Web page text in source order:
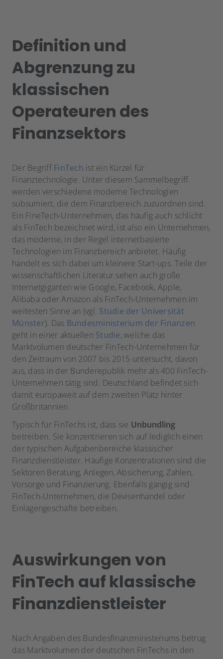
Definition und
Abgrenzung zu
klassischen
Operateuren des
Finanzsektors
Der BegriffFinTech ist ein Kürzel für
Finanztechnologie. Unter diesem Sammelbegriff
werden verschiedene moderne Technologien
subsumiert, die dem Finanzbereich zuzuordnen sind.
Ein FineTech-Unternehmen, das häufig auch schlicht
als FinTech bezeichnet wird, ist also ein Unternehmen,
das moderne, in der Regel internetbasierte
Technologien im Finanzbereich anbietet. Häufig
handelt es sich dabei um kleinere Start-ups. Teile der
wissenschaftlichen Literatur sehen auch große
Internetgiganten wie Google, Facebook, Apple,
Alibaba oder Amazon als FinTech-Unternehmen im
weitesten Sinne an (vgl. Studie der Universität
Münster). Das Bundesministerium der Finanzen
geht in einer aktuellen Studie, welche das
Marktvolumen deutscher FinTech-Unternehmen für
den Zeitraum von 2007 bis 2015 untersucht, davon
aus, dass in der Bunderepublik mehr als 400 FinTech-
Unternehmen tätig sind. Deutschland befindet sich
damit europaweit auf dem zweiten Platz hinter
Großbritannien.
Typisch für FinTechs ist, dass sie Unbundling
betreiben. Sie konzentrieren sich auf lediglich einen
der typischen Aufgabenbereiche klassischer
Finanzdienstleister. Häufige Konzentrationen sind die
Sektoren Beratung, Anlegen, Absicherung, Zahlen,
Vorsorge und Finanzierung. Ebenfalls gängig sind
FinTech-Unternehmen, die Devisenhandel oder
Einlagengeschäfte betreiben.
Auswirkungen von
FinTech auf klassische
Finanzdienstleister
Nach Angaben des Bundesfinanzministeriums betrug
das Marktvolumen der deutschen FinTechs in den